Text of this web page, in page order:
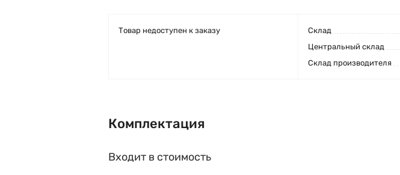
Товар недоступен к заказу Cклад
Центральный склад
Склад производителя
Комплектация
Входит в стоимость